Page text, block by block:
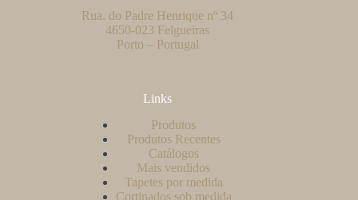
Rua. do Padre Henrique nº 34
4650-023 Felgueiras
Porto – Portugal
Links
Produtos
Produtos Recentes
Catálogos
Mais vendidos
Tapetes por medida
Cortinados sob medida